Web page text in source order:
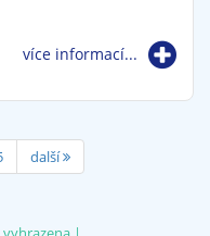
více informací...
další